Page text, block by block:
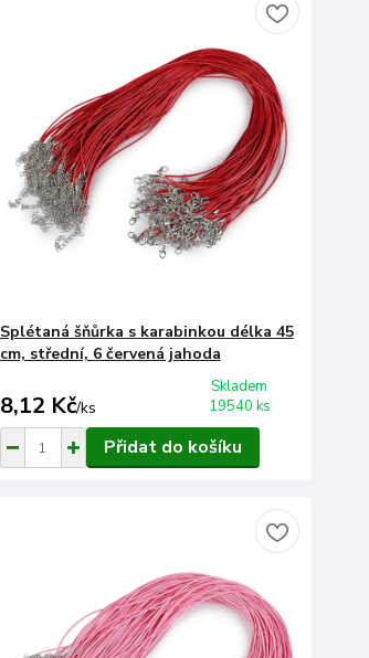
Splétaná šňůrka s karabinkou délka 45
cm, střední, 6 červená jahoda
8,12 Kč/ks
Skladem
19540 ks
Přidat do košíku